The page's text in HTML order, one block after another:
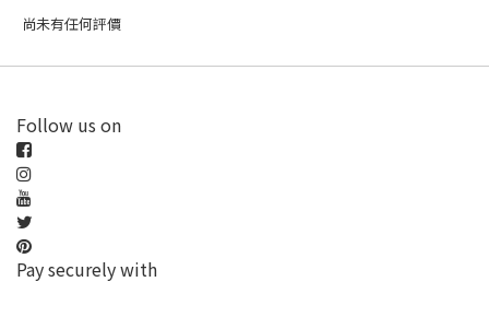
尚未有任何評價
Follow us on
Pay securely with